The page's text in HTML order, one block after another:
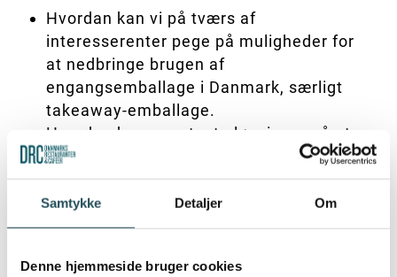
Samtykke Detaljer Om
Denne hjemmeside bruger cookies
Hvordan kan vi på tværs af
interesserenter pege på muligheder for
at nedbringe brugen af
engangsemballage i Danmark, særligt
takeaway-emballage.
Hvordan kan man teste løsninger på et
cirkulært system, hvor emballage bliver
indsamlet, vasket og genbrugt? Og hvad
sker der på politisk niveau? Både
kommunalt, landspolitisk og i EU?
Det er netværkets ambition at arbejde for en